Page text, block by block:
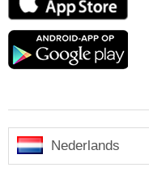
Nederlands